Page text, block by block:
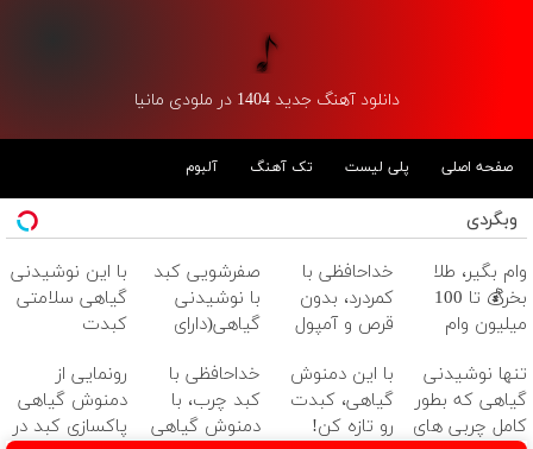
دانلود آهنگ جدید 1404 در ملودی مانیا
صفحه اصلی پلی لیست تک آهنگ آلبوم
وبگردی
وام بگیر، طلا
بخر💰 تا 100
میلیون وام
ضامن
خداحافظی با
کمردرد، بدون
قرص و آمپول
صفرشویی کبد
با نوشیدنی
گیاهی(دارای
سلامت+55تخفیف)
با این نوشیدنی
گیاهی سلامتی
کبدت
تنها نوشیدنی
گیاهی که بطور
کامل چربی های
با این دمنوش
گیاهی، کبدت
رو تازه کن!
خداحافظی با
کبد چرب، با
دمنوش گیاهی
رونمایی از
دمنوش گیاهی
پاکسازی کبد در